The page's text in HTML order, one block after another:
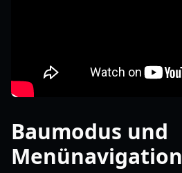
Baumodus und
Menünavigation